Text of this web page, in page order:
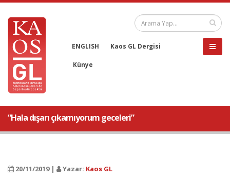
ENGLISH Kaos GL Dergisi
Künye
“Hala dışarı çıkamıyorum geceleri”
20/11/2019 | Yazar: Kaos GL